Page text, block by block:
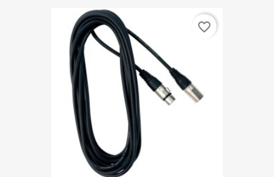
favorite_border